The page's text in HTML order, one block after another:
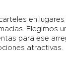
en
Elegimos
para ese
atractivas.